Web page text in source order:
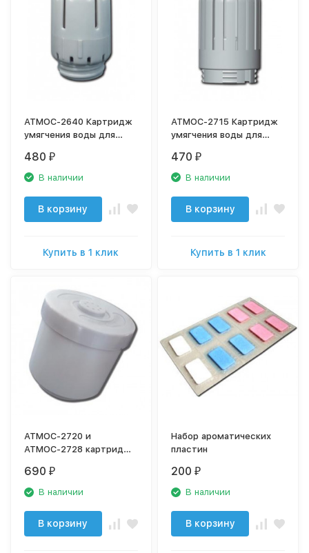
АТМОС-2640 Картридж
умягчения воды для
480 ₽
В наличии
В корзину
Купить в 1 клик
АТМОС-2715 Картридж
умягчения воды для
470 ₽
В наличии
В корзину
Купить в 1 клик
АТМОС-2720 и
АТМОС-2728 картридж
690 ₽
В наличии
В корзину
Набор ароматических
пластин
200 ₽
В наличии
В корзину